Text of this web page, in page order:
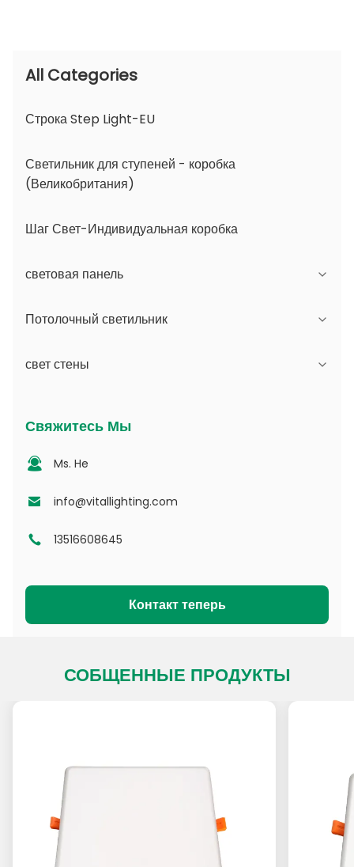
All Categories
Строка Step Light-EU
Светильник для ступеней - коробка
(Великобритания)
Шаг Свет-Индивидуальная коробка
световая панель
Серия JDL
Серия DSDL
Серия MDL
Серия NSDL
Серия DL
Серия PADL
Потолочный светильник
Серия JCL
Серия фотоэлектрической энергии
PD Series
Серия CL
Серия PACL
свет стены
сменной апертурой
Серия D - Точечная световодная пластина
Свяжитесь Мы
Ms. He
info@vitallighting.com
13516608645
Контакт теперь
СОБЩЕННЫЕ ПРОДУКТЫ